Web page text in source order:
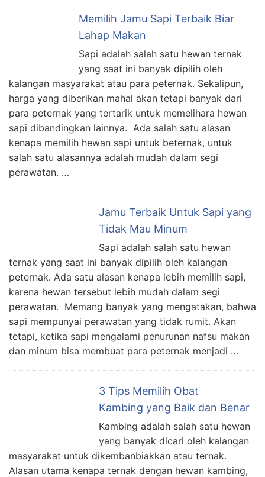
Memilih Jamu Sapi Terbaik Biar
Lahap Makan
Sapi adalah salah satu hewan ternak
yang saat ini banyak dipilih oleh
kalangan masyarakat atau para peternak. Sekalipun,
harga yang diberikan mahal akan tetapi banyak dari
para peternak yang tertarik untuk memelihara hewan
sapi dibandingkan lainnya. Ada salah satu alasan
kenapa memilih hewan sapi untuk beternak, untuk
salah satu alasannya adalah mudah dalam segi
perawatan. …
Jamu Terbaik Untuk Sapi yang
Tidak Mau Minum
Sapi adalah salah satu hewan
ternak yang saat ini banyak dipilih oleh kalangan
peternak. Ada satu alasan kenapa lebih memilih sapi,
karena hewan tersebut lebih mudah dalam segi
perawatan. Memang banyak yang mengatakan, bahwa
sapi mempunyai perawatan yang tidak rumit. Akan
tetapi, ketika sapi mengalami penurunan nafsu makan
dan minum bisa membuat para peternak menjadi …
3 Tips Memilih Obat
Kambing yang Baik dan Benar
Kambing adalah salah satu hewan
yang banyak dicari oleh kalangan
masyarakat untuk dikembanbiakkan atau ternak.
Alasan utama kenapa ternak dengan hewan kambing,